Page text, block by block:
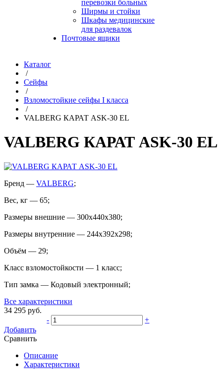
перевозки больных
Ширмы и стойки
Шкафы медицинские
для раздевалок
Почтовые ящики
Каталог
/
Сейфы
/
Взломостойкие сейфы I класса
/
VALBERG КАРАТ ASK-30 EL
VALBERG КАРАТ ASK-30 EL
Бренд — VALBERG;
Вес, кг — 65;
Размеры внешние — 300x440x380;
Размеры внутренние — 244x392x298;
Объём — 29;
Класс взломостойкости — 1 класс;
Тип замка — Кодовый электронный;
Все характеристики
34 295 руб.
-
+
Добавить
Сравнить
Описание
Характеристики